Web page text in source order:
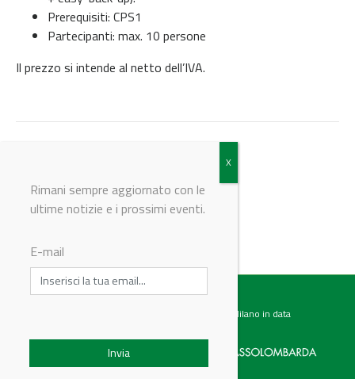
Prerequisiti: CPS1
Partecipanti: max. 10 persone
Il prezzo si intende al netto dell’IVA.
© Riproduzione riservata
Testata giornalistica registrata presso il Tribunale di Milano in data
Rimani sempre aggiornato con le
ultime notizie e i prossimi eventi.
E-mail